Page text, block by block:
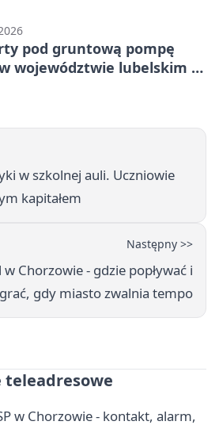
pod gruntową pompę
województwie lubelskim -
w szkolnej auli. Uczniowie
kapitałem
Następny >>
w Chorzowie - gdzie popływać i
gdy miasto zwalnia tempo
teleadresowe
w Chorzowie - kontakt, alarm,